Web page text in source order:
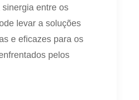
entre os
levar a soluções
e eficazes para os
pelos